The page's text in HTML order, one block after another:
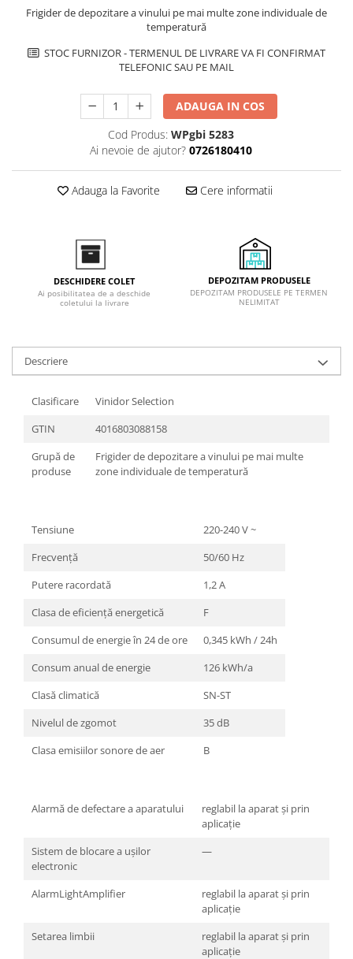
Inductie
Plite cu hota integrata
Frigider de depozitare a vinului pe mai multe zone individuale de
temperatură
STOC FURNIZOR - TERMENUL DE LIVRARE VA FI CONFIRMAT
TELEFONIC SAU PE MAIL
ADAUGA IN COS
Cod Produs: WPgbi 5283
Ai nevoie de ajutor? 0726180410
Adauga la Favorite Cere informatii
DESCHIDERE COLET
Ai posibilitatea de a deschide
coletului la livrare
DEPOZITAM PRODUSELE
DEPOZITAM PRODUSELE PE TERMEN
NELIMITAT
Descriere
Clasificare
Vinidor Selection
GTIN
4016803088158
Grupă de
produse
Frigider de depozitare a vinului pe mai multe
zone individuale de temperatură
Tensiune
220-240 V ~
Frecvenţă
50/60 Hz
Putere racordată
1,2 A
Clasa de eficienţă energetică
F
Consumul de energie în 24 de ore
0,345 kWh / 24h
Consum anual de energie
126 kWh/a
Clasă climatică
SN-ST
Nivelul de zgomot
35 dB
Clasa emisiilor sonore de aer
B
Alarmă de defectare a aparatului
reglabil la aparat şi prin
aplicaţie
Sistem de blocare a ușilor
electronic
—
AlarmLightAmplifier
reglabil la aparat şi prin
aplicaţie
Setarea limbii
reglabil la aparat şi prin
aplicaţie